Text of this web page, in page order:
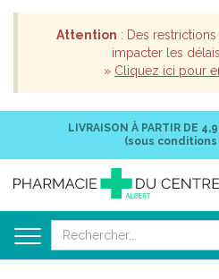
Attention : Des
impacter les
» Cliquez ici pour
LIVRAISON À PARTIR DE
(sous